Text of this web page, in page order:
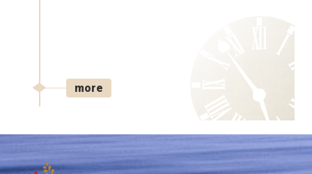
more